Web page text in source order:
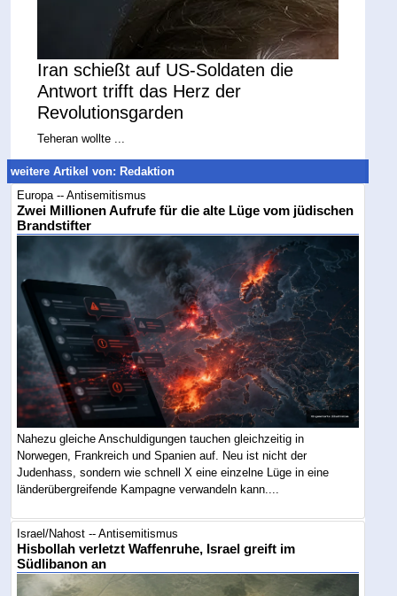
Iran schießt auf US-Soldaten die
Antwort trifft das Herz der
Revolutionsgarden
Teheran wollte ...
weitere Artikel von: Redaktion
Europa -- Antisemitismus
Zwei Millionen Aufrufe für die alte Lüge vom jüdischen
Brandstifter
Nahezu gleiche Anschuldigungen tauchen gleichzeitig in
Norwegen, Frankreich und Spanien auf. Neu ist nicht der
Judenhass, sondern wie schnell X eine einzelne Lüge in eine
länderübergreifende Kampagne verwandeln kann....
Israel/Nahost -- Antisemitismus
Hisbollah verletzt Waffenruhe, Israel greift im
Südlibanon an